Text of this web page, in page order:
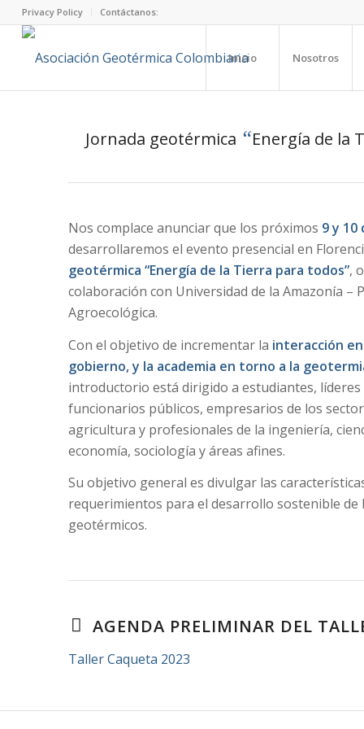
Privacy Policy Contáctanos:
Inicio Nosotros
Jornada geotérmica “Energía de la
Nos complace anunciar que los próximos 9 y 10
desarrollaremos el evento presencial en
geotérmica “Energía de la Tierra para todos”,
colaboración con Universidad de la Amazonía –
Agroecológica.
Con el objetivo de incrementar la interacción
gobierno, y la academia en torno a la
introductorio está dirigido a estudiantes,
funcionarios públicos, empresarios de los
agricultura y profesionales de la ingeniería,
economía, sociología y áreas afines.
Su objetivo general es divulgar las
requerimientos para el desarrollo sostenible de
geotérmicos.
AGENDA PRELIMINAR DEL
Taller Caqueta 2023